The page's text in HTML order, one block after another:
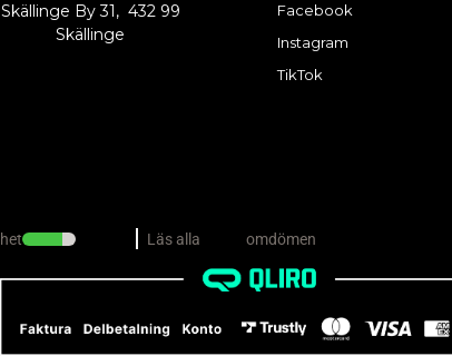
Skällinge By 31, 432 99
Skällinge
Facebook
Instagram
TikTok